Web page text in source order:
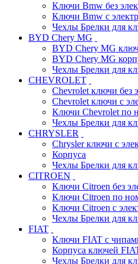
Ключи Bmw без
Ключи Bmw с
Чехлы Брелки для
BYD Chery MG
BYD Chery MG
BYD Chery MG
Чехлы Брелки для
CHEVROLET
Chevrolet ключи без
Chevrolet ключи с
Ключи Chevrolet по
Чехлы Брелки для
CHRYSLER
Chrysler ключи с
Корпуса
Чехлы Брелки для
CITROEN
Ключи Citroen без
Ключи Citroen по
Ключи Citroen с
Чехлы Брелки для
FIAT
Ключи FIAT с
Корпуса ключей
Чехлы Брелки для